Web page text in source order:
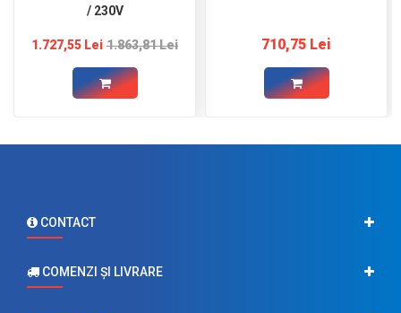
/ 230V
1.727,55 Lei 1.863,81 Lei 710,75 Lei
CONTACT
COMENZI ŞI LIVRARE